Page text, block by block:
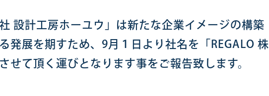
設計工房ホーユウ」は新たな企業イメージの構築
発展を期すため、9月１日より社名を「REGALO 株
せて頂く運びとなります事をご報告致します。